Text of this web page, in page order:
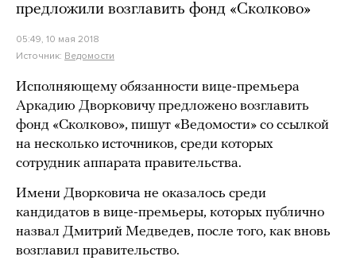
предложили возглавить фонд «Сколково»
05:49, 10 мая 2018
Источник: Ведомости
Исполняющему обязанности вице-премьера
Аркадию Дворковичу предложено возглавить
фонд «Сколково», пишут «Ведомости» со ссылкой
на несколько источников, среди которых
сотрудник аппарата правительства.
Имени Дворковича не оказалось среди
кандидатов в вице-премьеры, которых публично
назвал Дмитрий Медведев, после того, как вновь
возглавил правительство.